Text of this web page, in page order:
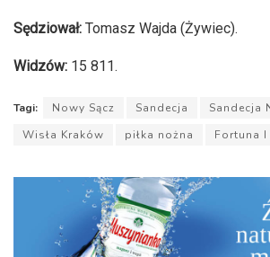
Sędziował: Tomasz Wajda (Żywiec).
Widzów: 15 811.
Tagi: Nowy Sącz Sandecja
Sandecja
Wisła Kraków
piłka nożna Fortuna